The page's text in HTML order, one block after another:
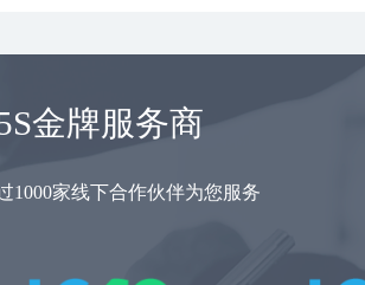
金牌服务商
1000家线下合作伙伴为您服务